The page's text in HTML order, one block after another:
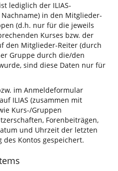
lediglich der ILIAS-
in den Mitglieder-
(d.h. nur für die jeweils
Kurses bzw. der
den Mitglieder-Reiter (durch
Gruppe durch die/den
sind diese Daten nur für
im Anmeldeformular
ILIAS (zusammen mit
Kurs-/Gruppen
Forenbeiträgen,
und Uhrzeit der letzten
des Kontos gespeichert.